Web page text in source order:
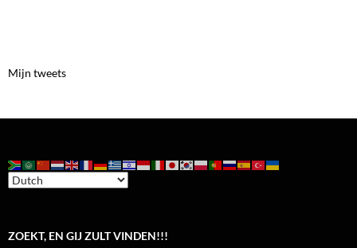
Mijn tweets
ZOEKT, EN GIJ ZULT VINDEN!!!